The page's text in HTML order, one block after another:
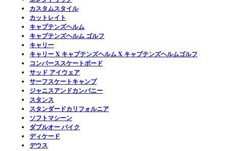
カスタムスタイル
カットレイト
キャプテンズヘルム
キャプテンズヘルム ゴルフ
キャリー
キャリー X キャプテンズヘルム X キャプテンズヘルムゴルフ
コンバーススケートボード
サッド アイウェア
サーフスケートキャンプ
ジャニスアンドカンパニー
スタンス
スタンダードカリフォルニア
ソフトマシーン
ダブルオー バイク
ディケード
デウス